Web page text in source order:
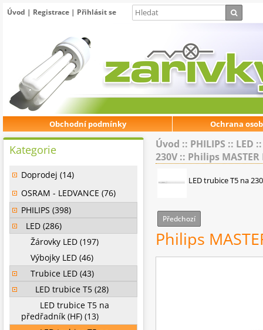
Úvod | Registrace | Přihlásit se
Obchodní podmínky Ochrana
Úvod :: PHILIPS :: LED
230V :: Philips
LED trubice T5 na
Předchozí
Philips
Kategorie
Doprodej (14)
OSRAM - LEDVANCE (76)
PHILIPS (398)
LED (286)
Žárovky LED (197)
Výbojky LED (46)
Trubice LED (43)
LED trubice T5 (28)
LED trubice T5 na
předřadník (HF) (13)